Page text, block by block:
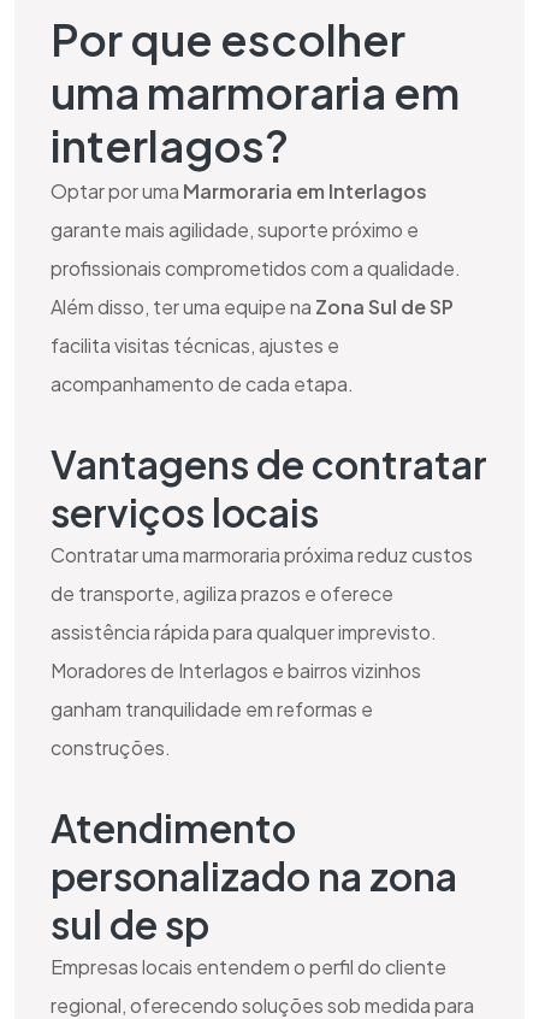
Por que escolher
uma marmoraria em
interlagos?
Optar por uma Marmoraria em Interlagos
garante mais agilidade, suporte próximo e
profissionais comprometidos com a qualidade.
Além disso, ter uma equipe na Zona Sul de SP
facilita visitas técnicas, ajustes e
acompanhamento de cada etapa.
Vantagens de contratar
serviços locais
Contratar uma marmoraria próxima reduz custos
de transporte, agiliza prazos e oferece
assistência rápida para qualquer imprevisto.
Moradores de Interlagos e bairros vizinhos
ganham tranquilidade em reformas e
construções.
Atendimento
personalizado na zona
sul de sp
Empresas locais entendem o perfil do cliente
regional, oferecendo soluções sob medida para